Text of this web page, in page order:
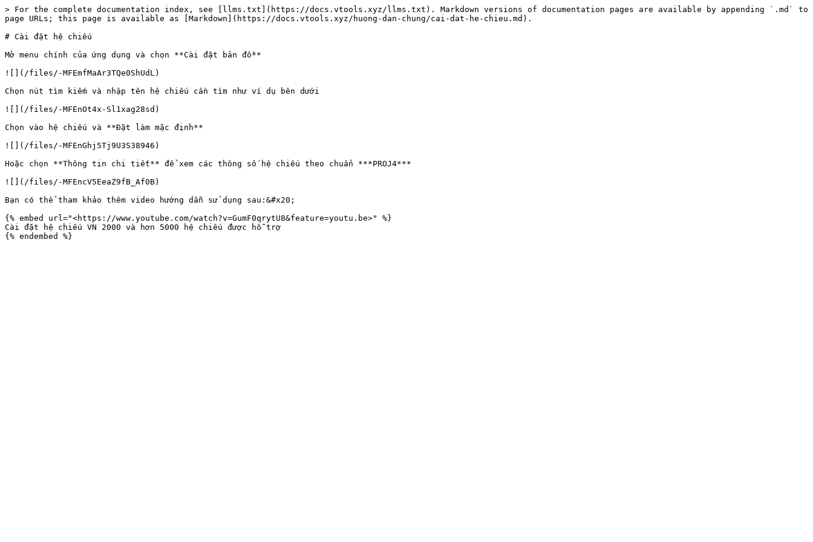
> For the complete documentation index, see [llms.txt](https://docs.vtools.xyz/llms.txt). Markdown versions of documentation pages are available by appending `.md` to
page URLs; this page is available as [Markdown](https://docs.vtools.xyz/huong-dan-chung/cai-dat-he-chieu.md).
# Cài đặt hệ chiếu
Mở menu chính của ứng dụng và chọn **Cài đặt bản đồ**
![](/files/-MFEmfMaAr3TQe0ShUdL)
Chọn nút tìm kiếm và nhập tên hệ chiếu cần tìm như ví dụ bên dưới
![](/files/-MFEnOt4x-Sl1xag28sd)
Chọn vào hệ chiếu và **Đặt làm mặc định**
![](/files/-MFEnGhj5Tj9U3S38946)
Hoặc chọn **Thông tin chi tiết** để xem các thông số hệ chiếu theo chuẩn ***PROJ4***
![](/files/-MFEncV5EeaZ9fB_Af0B)
Bạn có thể tham khảo thêm video hướng dẫn sử dụng sau:&#x20;
{% embed url="<https://www.youtube.com/watch?v=GumF0qrytU8&feature=youtu.be>" %}
Cài đặt hệ chiếu VN 2000 và hơn 5000 hệ chiếu được hỗ trợ